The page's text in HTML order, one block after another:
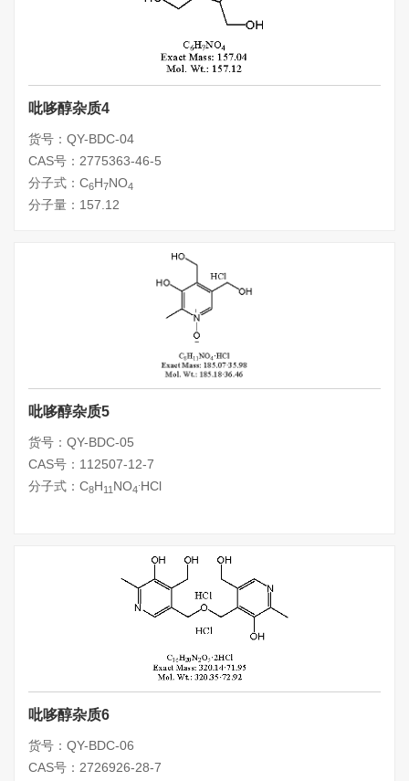
吡哆醇杂质4
货号：QY-BDC-04
CAS号：2775363-46-5
分子式：C6H7NO4
分子量：157.12
吡哆醇杂质5
货号：QY-BDC-05
CAS号：112507-12-7
分子式：C8H11 NO4 HCl
吡哆醇杂质6
货号：QY-BDC-06
CAS号：2726926-28-7